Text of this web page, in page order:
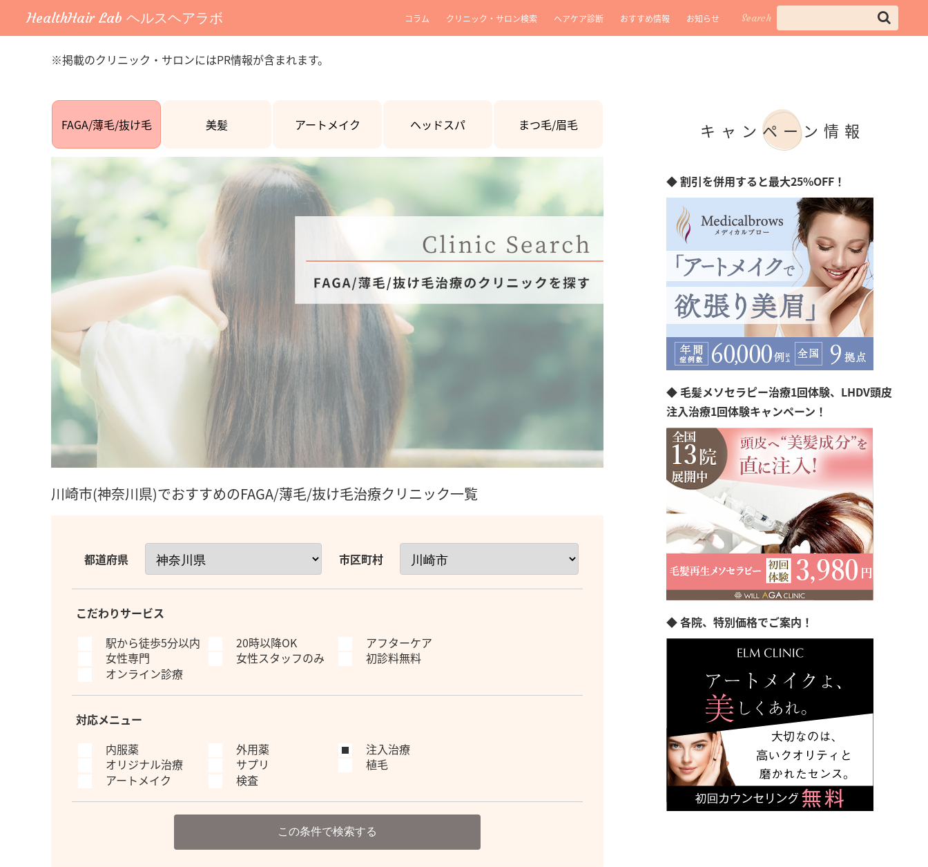
HealthHair Lab ヘルスヘアラボ コラム クリニック・サロン検索 ヘアケア診断 おすすめ情報 お知らせ Search
※掲載のクリニック・サロンにはPR情報が含まれます。
FAGA/薄毛/抜け毛 美髪 アートメイク ヘッドスパ まつ毛/眉毛
川崎市(神奈川県)でおすすめのFAGA/薄毛/抜け毛治療クリニック一覧
都道府県 市区町村
こだわりサービス
駅から徒歩5分以内
20時以降OK
アフターケア
女性専門
女性スタッフのみ
初診料無料
オンライン診療
対応メニュー
内服薬
外用薬
注入治療
オリジナル治療
サプリ
植毛
アートメイク
検査
この条件で検索する
キャンペーン情報
◆ 割引を併用すると最大25%OFF！
◆ 毛髪メソセラピー治療1回体験、LHDV頭皮
注入治療1回体験キャンペーン！
◆ 各院、特別価格でご案内！